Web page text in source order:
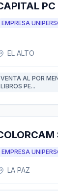
PC
EMPRESA
EL ALTO
VENTA AL POR
LIBROS PE...
EMPRESA
LA PAZ